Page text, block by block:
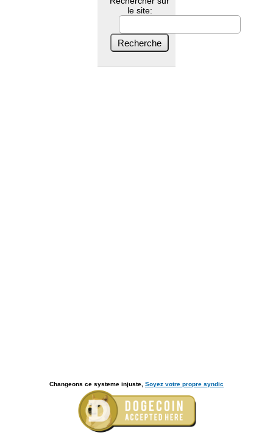
le site:
Changeons ce systeme injuste, Soyez votre propre syndic